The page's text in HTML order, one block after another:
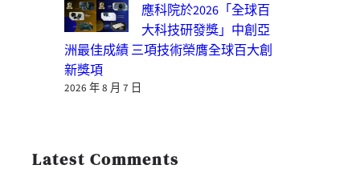
應科院於2026「全球百
大科技研發獎」中創亞
洲最佳成績 三項技術榮膺全球百大創
新獎項
2026 年 8 月 7 日
Latest Comments